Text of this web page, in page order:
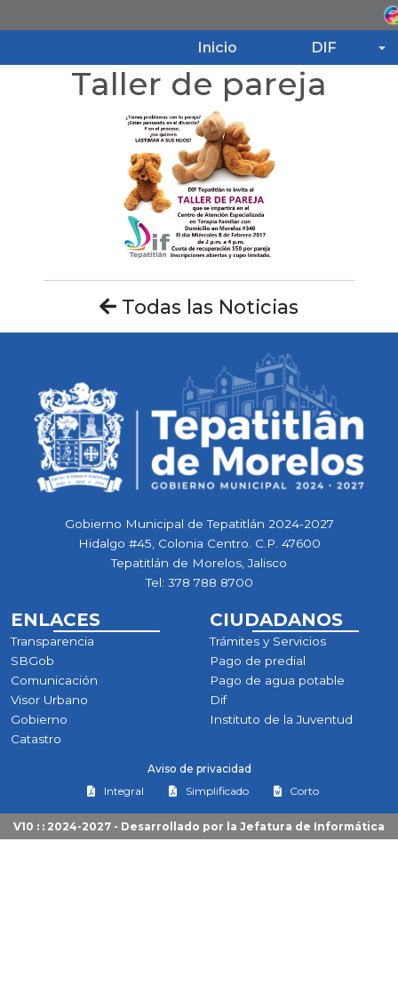
Inicio DIF
Inicio
DIF
Programas
Transparencia
Taller de pareja
Todas las Noticias
Gobierno Municipal de Tepatitlán 2024-2027
Hidalgo #45, Colonia Centro. C.P. 47600
Tepatitlán de Morelos, Jalisco
Tel: 378 788 8700
ENLACES
Transparencia
SBGob
Comunicación
Visor Urbano
Gobierno
Catastro
CIUDADANOS
Trámites y Servicios
Pago de predial
Pago de agua potable
Dif
Instituto de la Juventud
Aviso de privacidad
Integral
Simplificado Corto
V10 : : 2024-2027 - Desarrollado por la Jefatura de Informática